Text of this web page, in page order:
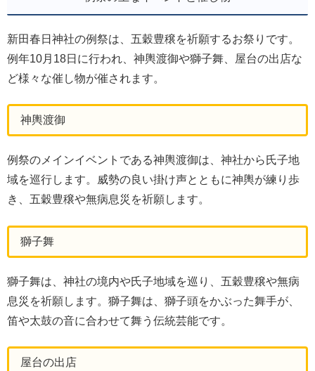
新田春日神社の例祭は、五穀豊穣を祈願するお祭りです。
例年10月18日に行われ、神輿渡御や獅子舞、屋台の出店な
ど様々な催し物が催されます。
神輿渡御
例祭のメインイベントである神輿渡御は、神社から氏子地
域を巡行します。威勢の良い掛け声とともに神輿が練り歩
き、五穀豊穣や無病息災を祈願します。
獅子舞
獅子舞は、神社の境内や氏子地域を巡り、五穀豊穣や無病
息災を祈願します。獅子舞は、獅子頭をかぶった舞手が、
笛や太鼓の音に合わせて舞う伝統芸能です。
屋台の出店